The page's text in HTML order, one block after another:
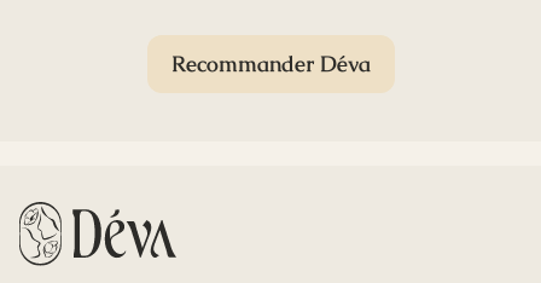
Recommander Déva